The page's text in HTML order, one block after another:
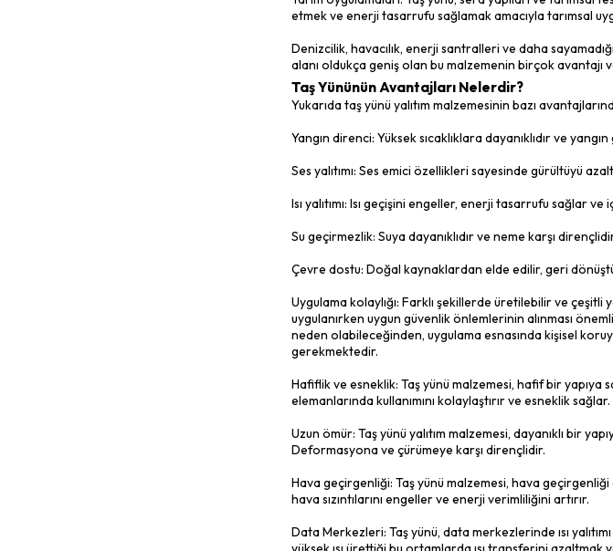
Ses Yalıtımı: Taş yünü, ses yalıtımında
Yangın Güvenliği: Taş yünü, yüksek
yayılmasını engelleyerek yangın
sağlamak için kullanılır. Isıtma,
HVAC İzolasyonu: Taş yünü, ısıtma,
için kullanılır. Sıcaklık kontrolü, enerji
suyun nüfuz etmesini engeller ve su
Transport Yalıtımı: Taş yünü, otomotiv ve
içerisindeki gürültüyü azaltır ve sürüş
etmek ve enerji tasarrufu sağlamak
Denizcilik, havacılık, enerji santralleri ve
alanı oldukça geniş olan bu malzemenin
Taş Yününün Avantajları Nelerdir?
Yukarıda taş yünü yalıtım malzemesinin
Yangın direnci: Yüksek sıcaklıklara